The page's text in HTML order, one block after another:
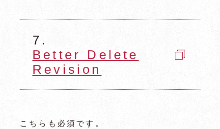
7.
Better Delete
Revision
こちらも必須です。